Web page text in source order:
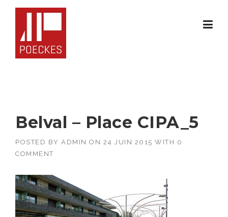
Belval – Place CIPA_5
POSTED BY ADMIN ON 24 JUIN 2015 WITH 0
COMMENT